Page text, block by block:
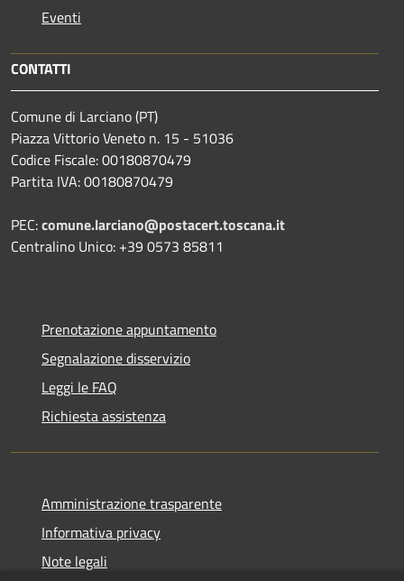
Eventi
CONTATTI
Comune di Larciano (PT)
Piazza Vittorio Veneto n. 15 - 51036
Codice Fiscale: 00180870479
Partita IVA: 00180870479
PEC:comune.larciano@postacert.toscana.it
Centralino Unico: +39 0573 85811
Prenotazione appuntamento
Segnalazione disservizio
Leggi le FAQ
Richiesta assistenza
Amministrazione trasparente
Informativa privacy
Note legali